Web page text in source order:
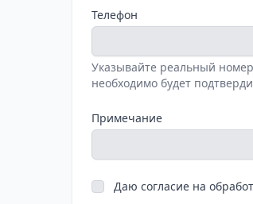
Телефон
Указывайте реальный
необходимо будет
Примечание
Даю согласие на